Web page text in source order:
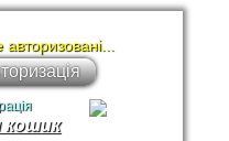
кошик